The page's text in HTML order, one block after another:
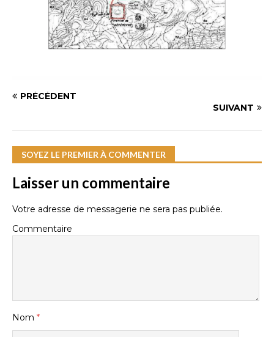
PRÉCÉDENT
SUIVANT
SOYEZ LE PREMIER À COMMENTER
Laisser un commentaire
Votre adresse de messagerie ne sera pas publiée.
Commentaire
Nom *